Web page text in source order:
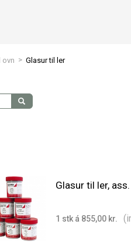
ovn > Glasur til ler
Glasur til ler,
1 stk á 855,00 kr.